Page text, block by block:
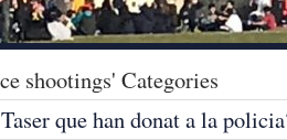
shootings' Categories
que han donat a la